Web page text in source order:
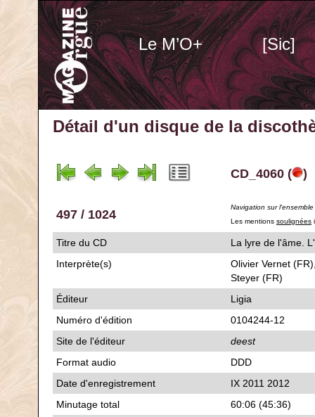
Le M’O+ [Sic]
Détail d'un disque de la
CD_4060 ( )
497 / 1024
Navigation sur
Les mentions soulignées
Titre du CD
La lyre de l'âme.
Interprète(s)
Olivier Vernet
Steyer (FR)
Éditeur
Ligia
Numéro d'édition
0104244-12
Site de l'éditeur
deest
Format audio
DDD
Date d'enregistrement
IX 2011 2012
Minutage total
60:06 (45:36)